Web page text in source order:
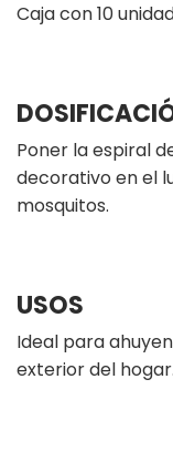
Caja con 10
Poner la espiral
decorativo en el
mosquitos.
USOS
Ideal para
exterior del hogar.